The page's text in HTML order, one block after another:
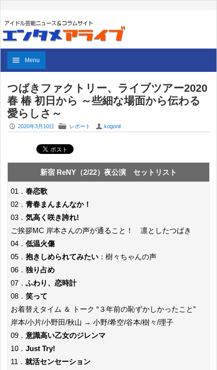
Menu
つばきファクトリー、ライブツアー2020
春 椿 初日から ～些細な場面から伝わる
愛らしさ～
P 2020年3月10日 F レポート U kogonil
新宿 ReNY（2/22）夜公演 セットリスト
01． 春恋歌
02． 青春まんまんなか！
03． 気高く咲き誇れ!
ご挨拶MC 岸本さんの声が通ること！ 凛としたつばき
04． 低温火傷
05． 抱きしめられてみたい ：樹々ちゃんの声
06． 独り占め
07． ふわり、恋時計
08． 笑って
お着替えタイム ＆ トーク “３年前の恥ずかしかったこと”
岸本/小片/小野田/秋山 → 小野/希空/谷本/樹々/理子
09． 意識高い乙女のジレンマ
10． Just Try!
11． 就活センセーション